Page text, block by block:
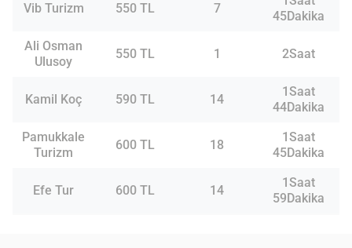
Vib Turizm 550 TL 7
45Dakika
Ali Osman
Ulusoy
550 TL 1 2Saat
Kamil Koç 590 TL 14
1Saat
44Dakika
Pamukkale
Turizm
600 TL 18
1Saat
45Dakika
Efe Tur 600 TL 14
1Saat
59Dakika